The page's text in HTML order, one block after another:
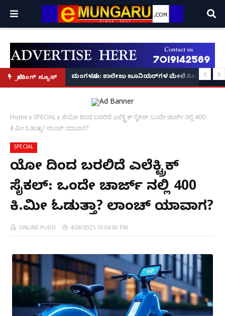
ಬ್ರೇಕಿಂಗ್ ನ್ಯೂಸ್
ತಪಾಸಣೆಗೆ ಕಮಿಷನರ್ ರೆಡ್ಡಿ ಶ್ಲಾಘನೆ!
ಮೇಲೆ ಸೀನಿಯರ್‌ಗಳಿಂದ ಹಲ್ಲೆ; ರ‌್ಯಾಗಿಂಗ್ ಶಂಕೆ – ಪೊಲೀಸ್ ಕಮಿಷನರ್ ಸ್ಪಷ್ಟನೆ!
ಪ್ರಚೋದನಾಕಾರಿ ಭಾಷಣ ಕೇಸ್: SDPI ನಾಯಕ ರಿಯಾಜ್
Home SPECIAL
ಜಿಯೋ ದಿಂದ ಬರಲಿದೆ ಎಲೆಕ್ಟ್ರಿಕ್ ಸೈಕಲ್: ಒಂದೇ ಚಾರ್ಜ್ ನಲ್ಲಿ 400
ಕಿ.ಮೀ ಓಡುತ್ತಾ? ಲಾಂಚ್ ಯಾವಾಗ?
SPECIAL
ಜಿಯೋ ದಿಂದ ಬರಲಿದೆ ಎಲೆಕ್ಟ್ರಿಕ್
ಸೈಕಲ್: ಒಂದೇ ಚಾರ್ಜ್ ನಲ್ಲಿ 400
ಕಿ.ಮೀ ಓಡುತ್ತಾ? ಲಾಂಚ್ ಯಾವಾಗ?
ONLINE PUDU 4/28/2025 10:04:00 PM